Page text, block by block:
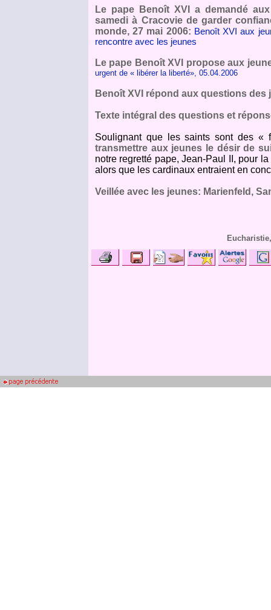
Le pape Benoît XVI a demandé
samedi à Cracovie de garder
monde, 27 mai 2006: Benoît XVI aux
rencontre avec les jeunes
Le pape Benoît XVI propose aux
urgent de « libérer la liberté», 05.04.2006
Benoît XVI répond aux questions des
Texte intégral des questions et
Soulignant que les saints sont des «
transmettre aux jeunes le désir de
notre regretté pape, Jean-Paul II, pour
alors que les cardinaux entraient en
Veillée avec les jeunes: Marienfeld,